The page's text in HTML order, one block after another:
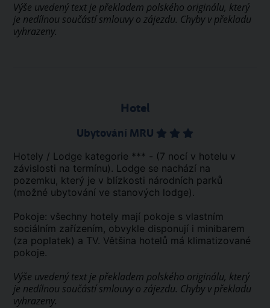
Výše uvedený text je překladem polského originálu, který
je nedílnou součástí smlouvy o zájezdu. Chyby v překladu
vyhrazeny.
Hotel
Ubytování MRU
Hotely / Lodge kategorie *** - (7 nocí v hotelu v
závislosti na termínu). Lodge se nachází na
pozemku, který je v blízkosti národních parků
(možné ubytování ve stanových lodge).
Pokoje: všechny hotely mají pokoje s vlastním
sociálním zařízením, obvykle disponují i minibarem
(za poplatek) a TV. Většina hotelů má klimatizované
pokoje.
Výše uvedený text je překladem polského originálu, který
je nedílnou součástí smlouvy o zájezdu. Chyby v překladu
vyhrazeny.